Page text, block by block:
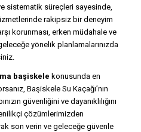
sistematik süreçleri sayesinde,
rakipsiz bir deneyim
korunması, erken müdahale ve
yönelik planlamalarınızda
başiskele konusunda en
Başiskele Su Kaçağı’nın
güvenliğini ve dayanıklılığını
çözümlerimizden
son verin ve geleceğe güvenle